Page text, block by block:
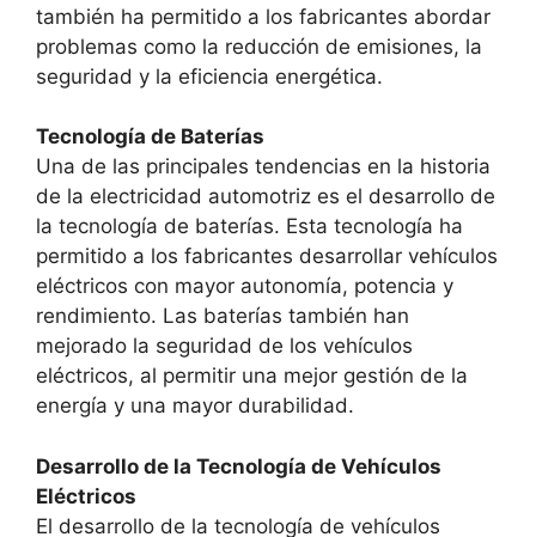
también ha permitido a los fabricantes abordar
problemas como la reducción de emisiones, la
seguridad y la eficiencia energética.
Tecnología de Baterías
Una de las principales tendencias en la historia
de la electricidad automotriz es el desarrollo de
la tecnología de baterías. Esta tecnología ha
permitido a los fabricantes desarrollar vehículos
eléctricos con mayor autonomía, potencia y
rendimiento. Las baterías también han
mejorado la seguridad de los vehículos
eléctricos, al permitir una mejor gestión de la
energía y una mayor durabilidad.
Desarrollo de la Tecnología de Vehículos
Eléctricos
El desarrollo de la tecnología de vehículos